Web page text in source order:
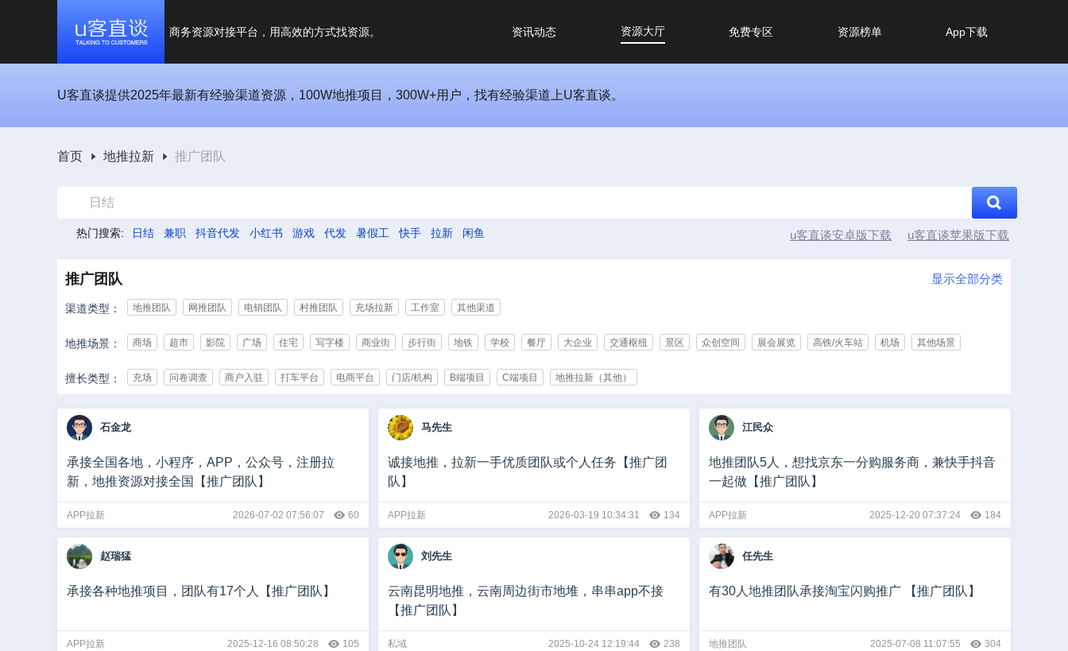
商务资源对接平台，用高效的方式找资源。 资讯动态 资源大厅 免费专区 资源榜单 App下载
U客直谈提供2025年最新有经验渠道资源，100W地推项目，300W+用户，找有经验渠道上U客直谈。
首页 地推拉新 推广团队
日结
热门搜索: 日结 兼职 抖音代发 小红书 游戏 代发 暑假工 快手 拉新 闲鱼 u客直谈安卓版下载 u客直谈苹果版下载
推广团队 显示全部分类
渠道类型： 地推团队 网推团队 电销团队 村推团队 充场拉新 工作室 其他渠道
地推场景： 商场 超市 影院 广场 住宅 写字楼 商业街 步行街 地铁 学校 餐厅 大企业 交通枢纽 景区 众创空间 展会展览 高铁/火车站 机场 其他场景
擅长类型： 充场 问卷调查 商户入驻 打车平台 电商平台 门店/机构 B端项目 C端项目 地推拉新（其他）
承接行业： IT/互联网 游戏 影视/动漫 亲子/母婴 教育/培训 化妆品/美容 快消/食品 企业服务 办公用品/生活用品 旅游 酒店 汽车 餐饮 婚庆 房产 家居建材
家政服务
能源/制造 其他行业
团队规模： 0-10人 10-50人 50-500人 500-1000人 1000人以上
推广日量： 1-50 50-500 500-5000 10000-100000
石金龙
承接全国各地，小程序，APP，公众号，注册拉
新，地推资源对接全国【推广团队】
APP拉新 2026-07-02 07:56:07 60
马先生
诚接地推，拉新一手优质团队或个人任务【推广团
队】
APP拉新 2026-03-19 10:34:31 134
江民众
地推团队5人，想找京东一分购服务商，兼快手抖音
一起做【推广团队】
APP拉新 2025-12-20 07:37:24 184
赵瑞猛
承接各种地推项目，团队有17个人【推广团队】
APP拉新 2025-12-16 08:50:28 105
刘先生
云南昆明地推，云南周边街市地堆，串串app不接
【推广团队】
私域 2025-10-24 12:19:44 238
任先生
有30人地推团队承接淘宝闪购推广 【推广团队】
地推团队 2025-07-08 11:07:55 304